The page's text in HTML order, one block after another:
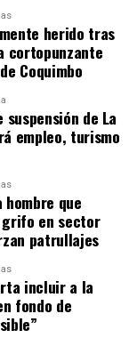
herido tras
cortopunzante
Coquimbo
de La
empleo, turismo
que
grifo en sector
patrullajes
incluir a la
fondo de